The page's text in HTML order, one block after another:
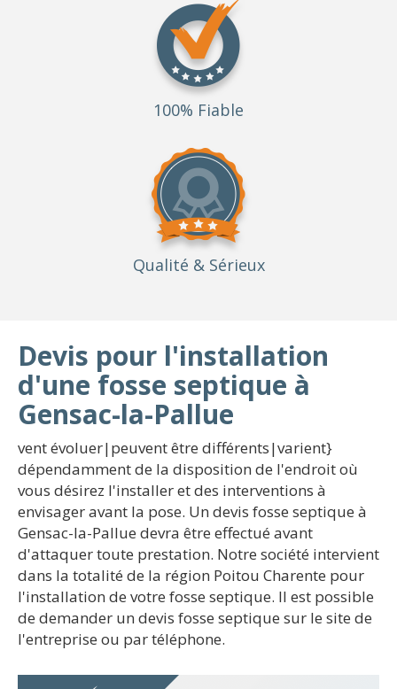
100% Fiable
Qualité & Sérieux
Devis pour l'installation
d'une fosse septique à
Gensac-la-Pallue
vent évoluer|peuvent être différents|varient}
dépendamment de la disposition de l'endroit où
vous désirez l'installer et des interventions à
envisager avant la pose. Un devis fosse septique à
Gensac-la-Pallue devra être effectué avant
d'attaquer toute prestation. Notre société intervient
dans la totalité de la région Poitou Charente pour
l'installation de votre fosse septique. Il est possible
de demander un devis fosse septique sur le site de
l'entreprise ou par téléphone.